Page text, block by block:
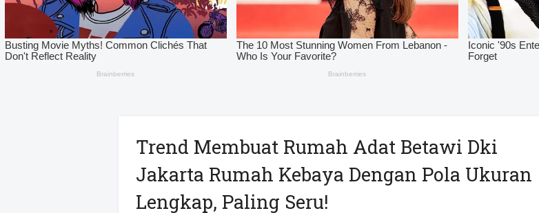
Trend Membuat Rumah Adat Betawi Dki
Jakarta Rumah Kebaya Dengan Pola Ukuran
Lengkap, Paling Seru!